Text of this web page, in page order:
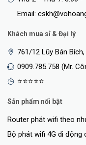
Email:
Khách mua sỉ & Đại lý
761/12 Lũy Bán
0909.785.758 (Mr.
⭐⭐⭐⭐⭐
Sản phẩm nổi bật
Router phát wifi theo
Bộ phát wifi 4G di động